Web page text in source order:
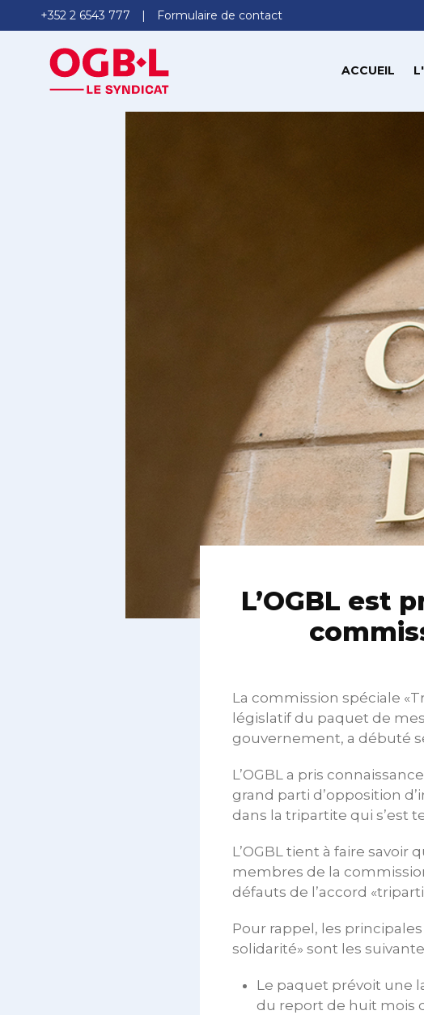
+352 2 6543 777 Formulaire de contact
ACCUEIL
L’OGBL est
La commission spéciale
législatif du paquet de
gouvernement, a débuté
L’OGBL a pris
grand parti d’opposition
dans la tripartite qui s’est
L’OGBL tient à faire savoir
membres de la
défauts de l’accord
Pour rappel, les
solidarité» sont les
Le paquet prévoit une
du report de huit mois